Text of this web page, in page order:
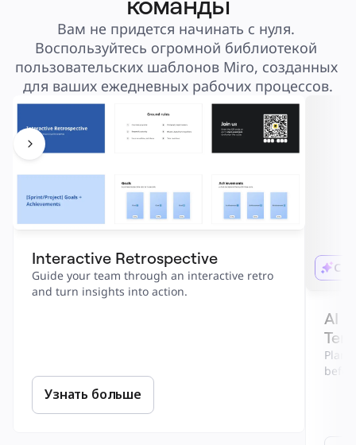
Вам не придется начинать с нуля.
Воспользуйтесь огромной библиотекой
пользовательских шаблонов Miro, созданных
для ваших ежедневных рабочих процессов.
Interactive Retrospective
Guide your team through an interactive retro
and turn insights into action.
Узнать больше
С
AI
Plan